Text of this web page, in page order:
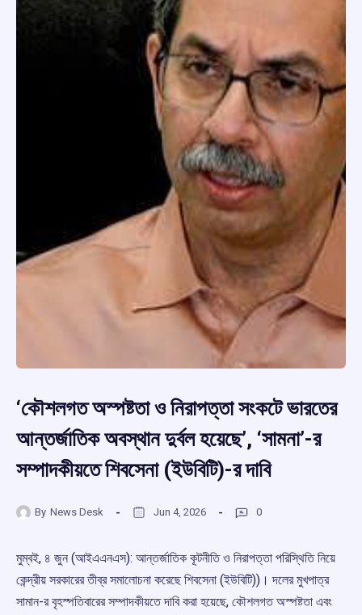
‘কৌশলগত অস্পষ্টতা ও নিরাপত্তা সংকটে ভারতের
আন্তর্জাতিক অবস্থান দুর্বল হয়েছে’, ‘সামনা’-র
সম্পাদকীয়তে শিবসেনা (ইউবিটি)-র দাবি
By News Desk Jun 4, 2026 0
মুম্বই, ৪ জুন (আইএএনএস): আন্তর্জাতিক কূটনীতি ও নিরাপত্তা পরিস্থিতি নিয়ে
কেন্দ্রীয় সরকারের তীব্র সমালোচনা করেছে শিবসেনা (ইউবিটি))। দলের মুখপাত্র
সামান-র বৃহস্পতিবারের সম্পাদকীয়তে দাবি করা হয়েছে, কৌশলগত অস্পষ্টতা এবং